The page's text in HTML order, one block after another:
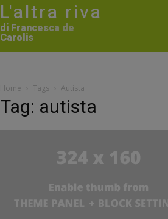
L'altra riva
di Francesca de
Carolis
Home Tags Autista
Tag: autista